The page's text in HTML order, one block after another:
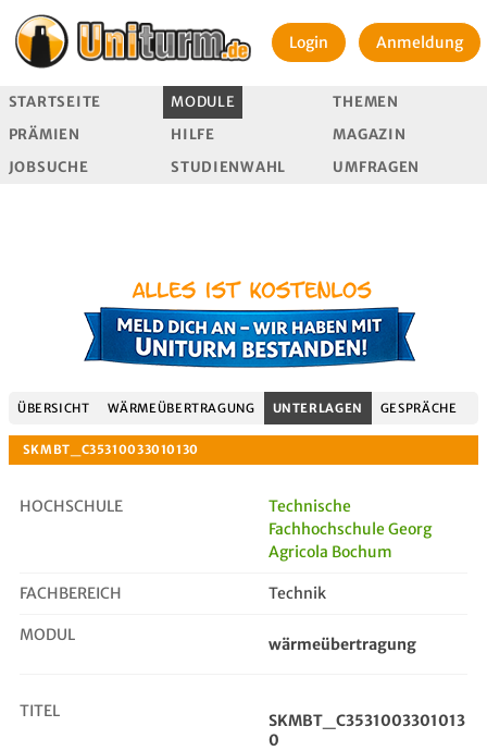
Login Anmeldung
STARTSEITE MODULE
THEMEN
PRÄMIEN
HILFE
MAGAZIN
JOBSUCHE
STUDIENWAHL UMFRAGEN
ÜBERSICHT WÄRMEÜBERTRAGUNG UNTERLAGEN GESPRÄCHE
HOCHSCHULE
Technische
Fachhochschule Georg
Agricola Bochum
FACHBEREICH Technik
MODUL wärmeübertragung
TITEL
SKMBT_C3531003301013
0